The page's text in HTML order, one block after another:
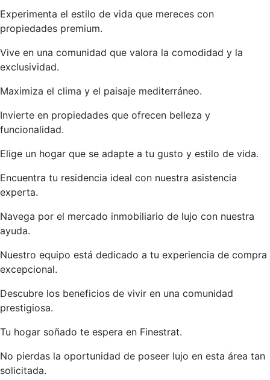
Experimenta el estilo de vida que mereces con
propiedades premium.
Vive en una comunidad que valora la comodidad y la
exclusividad.
Maximiza el clima y el paisaje mediterráneo.
Invierte en propiedades que ofrecen belleza y
funcionalidad.
Elige un hogar que se adapte a tu gusto y estilo de vida.
Encuentra tu residencia ideal con nuestra asistencia
experta.
Navega por el mercado inmobiliario de lujo con nuestra
ayuda.
Nuestro equipo está dedicado a tu experiencia de compra
excepcional.
Descubre los beneficios de vivir en una comunidad
prestigiosa.
Tu hogar soñado te espera en Finestrat.
No pierdas la oportunidad de poseer lujo en esta área tan
solicitada.